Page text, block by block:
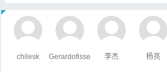
chilesk Gerardofisse 李杰 杨亮